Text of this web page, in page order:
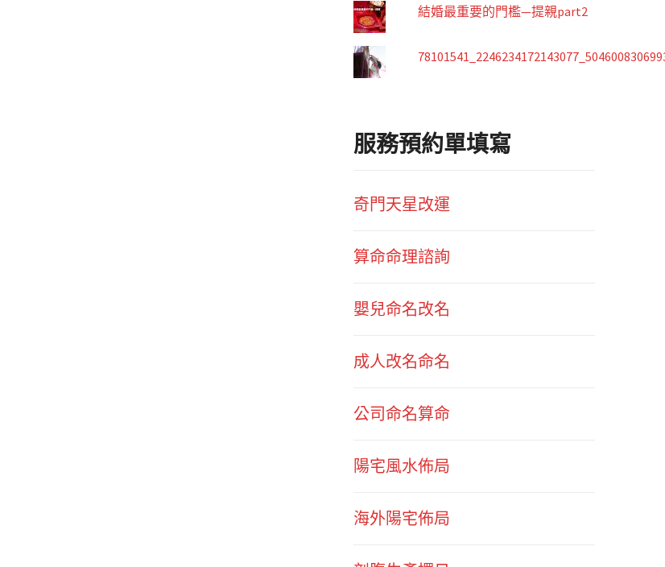
結婚最重要的門檻—提親part2
服務預約單填寫
奇門天星改運
算命命理諮詢
嬰兒命名改名
成人改名命名
公司命名算命
陽宅風水佈局
海外陽宅佈局